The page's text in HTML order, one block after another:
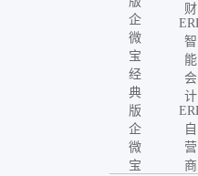
企
微
宝
经
典
版
企
微
宝
财
智
能
会
计
自
营
商